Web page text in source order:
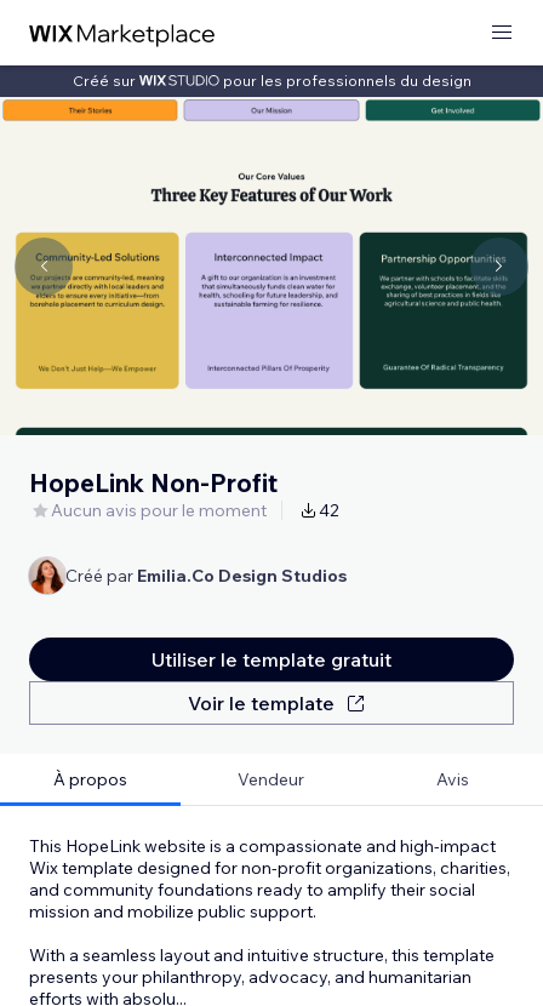
Créé sur pour les professionnels du design
HopeLink Non-Profit
Aucun avis pour le moment 42
Créé par Emilia.Co Design Studios
Utiliser le template gratuit
Voir le template
À propos Vendeur Avis
This HopeLink website is a compassionate and high-impact
Wix template designed for non-profit organizations, charities,
and community foundations ready to amplify their social
mission and mobilize public support.
With a seamless layout and intuitive structure, this template
presents your philanthropy, advocacy, and humanitarian
efforts with absolu...